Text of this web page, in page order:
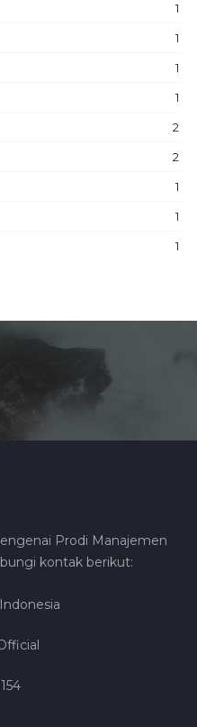
1
1
1
1
2
2
1
1
1
Prodi Manajemen
kontak berikut: